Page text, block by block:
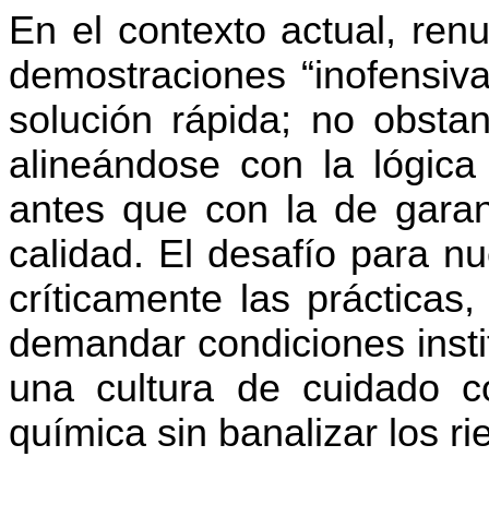
En el contexto actual,
demostraciones
solución rápida; no
alineándose con la
antes que con la de
calidad. El desafío para
críticamente las
demandar condiciones
una cultura de cuidado
química sin banalizar los